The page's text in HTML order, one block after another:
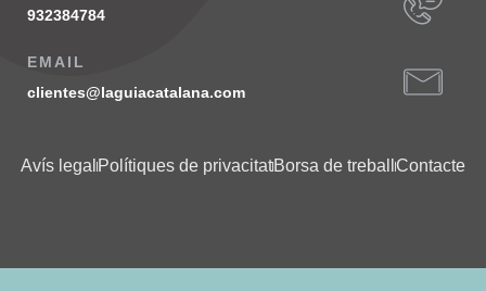
932384784
EMAIL
clientes@laguiacatalana.com
Avís legal Polítiques de privacitatBorsa de treball Contacte